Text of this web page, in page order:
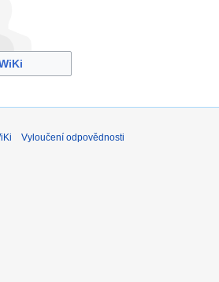
Vyloučení odpovědnosti